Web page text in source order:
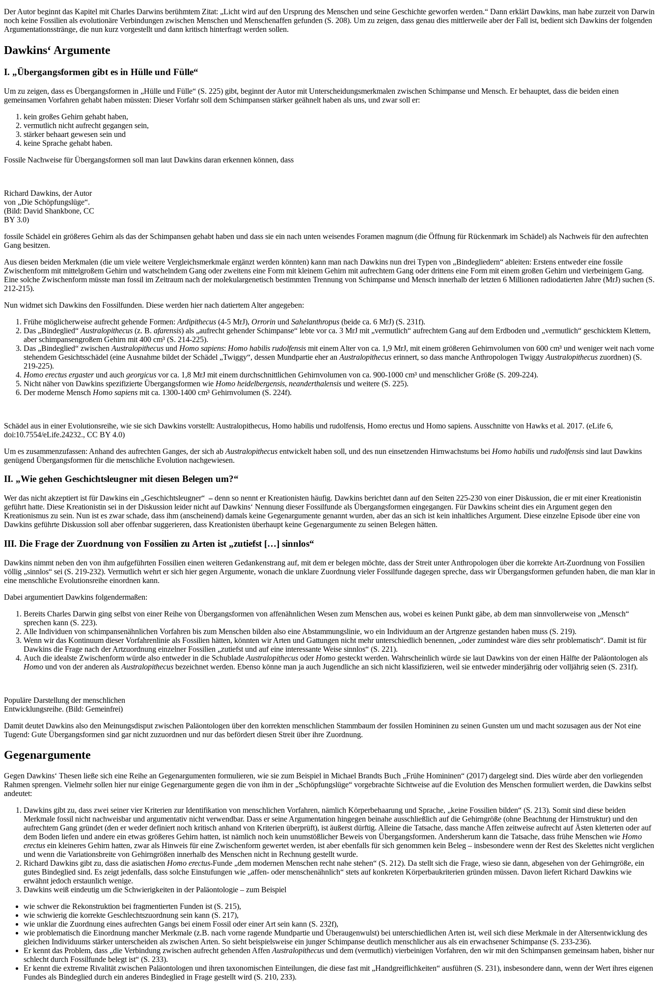
Der Autor beginnt das Kapitel mit Charles Darwins berühmtem Zitat: „Licht wird auf den Ursprung des Menschen und seine Geschichte geworfen werden.“ Dann erklärt Dawkins, man habe zurzeit von Darwin
noch keine Fossilien als evolutionäre Verbindungen zwischen Menschen und Menschenaffen gefunden (S. 208). Um zu zeigen, dass genau dies mittlerweile aber der Fall ist, bedient sich Dawkins der folgenden
Argumentationsstränge, die nun kurz vorgestellt und dann kritisch hinterfragt werden sollen.
Dawkins‘ Argumente
I. „Übergangsformen gibt es in Hülle und Fülle“
Um zu zeigen, dass es Übergangsformen in „Hülle und Fülle“ (S. 225) gibt, beginnt der Autor mit Unterscheidungsmerkmalen zwischen Schimpanse und Mensch. Er behauptet, dass die beiden einen
gemeinsamen Vorfahren gehabt haben müssten: Dieser Vorfahr soll dem Schimpansen stärker geähnelt haben als uns, und zwar soll er:
kein großes Gehirn gehabt haben,
vermutlich nicht aufrecht gegangen sein,
stärker behaart gewesen sein und
keine Sprache gehabt haben.
Fossile Nachweise für Übergangsformen soll man laut Dawkins daran erkennen können, dass
Richard Dawkins, der Autor
von „Die Schöpfungslüge“.
(Bild: David Shankbone, CC
BY 3.0)
fossile Schädel ein größeres Gehirn als das der Schimpansen gehabt haben und dass sie ein nach unten weisendes Foramen magnum (die Öffnung für Rückenmark im Schädel) als Nachweis für den aufrechten
Gang besitzen.
Aus diesen beiden Merkmalen (die um viele weitere Vergleichsmerkmale ergänzt werden könnten) kann man nach Dawkins nun drei Typen von „Bindegliedern“ ableiten: Erstens entweder eine fossile
Zwischenform mit mittelgroßem Gehirn und watschelndem Gang oder zweitens eine Form mit kleinem Gehirn mit aufrechtem Gang oder drittens eine Form mit einem großen Gehirn und vierbeinigem Gang.
Eine solche Zwischenform müsste man fossil im Zeitraum nach der molekulargenetisch bestimmten Trennung von Schimpanse und Mensch innerhalb der letzten 6 Millionen radiodatierten Jahre (MrJ) suchen (S.
212-215).
Nun widmet sich Dawkins den Fossilfunden. Diese werden hier nach datiertem Alter angegeben:
Frühe möglicherweise aufrecht gehende Formen: Ardipithecus (4-5 MrJ), Orrorin und Sahelanthropus (beide ca. 6 MrJ) (S. 231f).
Das „Bindeglied“ Australopithecus (z. B. afarensis) als „aufrecht gehender Schimpanse“ lebte vor ca. 3 MrJ mit „vermutlich“ aufrechtem Gang auf dem Erdboden und „vermutlich“ geschicktem Klettern,
aber schimpansengroßem Gehirn mit 400 cm³ (S. 214-225).
Das „Bindeglied“ zwischen Australopithecus und Homo sapiens: Homo habilis rudolfensis mit einem Alter von ca. 1,9 MrJ, mit einem größeren Gehirnvolumen von 600 cm³ und weniger weit nach vorne
stehendem Gesichtsschädel (eine Ausnahme bildet der Schädel „Twiggy“, dessen Mundpartie eher an Australopithecus erinnert, so dass manche Anthropologen Twiggy Australopithecus zuordnen) (S.
219-225).
Homo erectus ergasterund auch georgicus vor ca. 1,8 MrJ mit einem durchschnittlichen Gehirnvolumen von ca. 900-1000 cm³ und menschlicher Größe (S. 209-224).
Nicht näher von Dawkins spezifizierte Übergangsformen wie Homo heidelbergensis, neanderthalensis und weitere (S. 225).
Der moderne Mensch Homo sapiens mit ca. 1300-1400 cm³ Gehirnvolumen (S. 224f).
Schädel aus in einer Evolutionsreihe, wie sie sich Dawkins vorstellt: Australopithecus, Homo habilis und rudolfensis, Homo erectus und Homo sapiens. Ausschnitte von Hawks et al. 2017. (eLife 6,
doi:10.7554/eLife.24232., CC BY 4.0)
Um es zusammenzufassen: Anhand des aufrechten Ganges, der sich ab Australopithecus entwickelt haben soll, und des nun einsetzenden Hirnwachstums bei Homo habilis und rudolfensis sind laut Dawkins
genügend Übergangsformen für die menschliche Evolution nachgewiesen.
II. „Wie gehen Geschichtsleugner mit diesen Belegen um?“
Wer das nicht akzeptiert ist für Dawkins ein „Geschichtsleugner“–denn so nennt er Kreationisten häufig. Dawkins berichtet dann auf den Seiten 225-230 von einer Diskussion, die er mit einer Kreationistin
geführt hatte. Diese Kreationistin sei in der Diskussion leider nicht auf Dawkins‘ Nennung dieser Fossilfunde als Übergangsformen eingegangen. Für Dawkins scheint dies ein Argument gegen den
Kreationismus zu sein. Nun ist es zwar schade, dass ihm (anscheinend) damals keine Gegenargumente genannt wurden, aber das an sich ist kein inhaltliches Argument. Diese einzelne Episode über eine von
Dawkins geführte Diskussion soll aber offenbar suggerieren, dass Kreationisten überhaupt keine Gegenargumente zu seinen Belegen hätten.
III. Die Frage der Zuordnung von Fossilien zu Arten ist „zutiefst […] sinnlos“
Dawkins nimmt neben den von ihm aufgeführten Fossilien einen weiteren Gedankenstrang auf, mit dem er belegen möchte, dass der Streit unter Anthropologen über die korrekte Art-Zuordnung von Fossilien
völlig „sinnlos“ sei (S. 219-232). Vermutlich wehrt er sich hier gegen Argumente, wonach die unklare Zuordnung vieler Fossilfunde dagegen spreche, dass wir Übergangsformen gefunden haben, die man klar in
eine menschliche Evolutionsreihe einordnen kann.
Dabei argumentiert Dawkins folgendermaßen:
Bereits Charles Darwin ging selbst von einer Reihe von Übergangsformen von affenähnlichen Wesen zum Menschen aus, wobei es keinen Punkt gäbe, ab dem man sinnvollerweise von „Mensch“
sprechen kann (S. 223).
Alle Individuen von schimpansenähnlichen Vorfahren bis zum Menschen bilden also eine Abstammungslinie, wo ein Individuum an der Artgrenze gestanden haben muss (S. 219).
Wenn wir das Kontinuum dieser Vorfahrenlinie als Fossilien hätten, könnten wir Arten und Gattungen nicht mehr unterschiedlich benennen, „oder zumindest wäre dies sehr problematisch“. Damit ist für
Dawkins die Frage nach der Artzuordnung einzelner Fossilien „zutiefst und auf eine interessante Weise sinnlos“ (S. 221).
Auch die idealste Zwischenform würde also entweder in die Schublade Australopithecus oder Homo gesteckt werden. Wahrscheinlich würde sie laut Dawkins von der einen Hälfte der Paläontologen als
Homo und von der anderen als Australopithecus bezeichnet werden. Ebenso könne man ja auch Jugendliche an sich nicht klassifizieren, weil sie entweder minderjährig oder volljährig seien (S. 231f).
Populäre Darstellung der menschlichen
Entwicklungsreihe. (Bild: Gemeinfrei)
Damit deutet Dawkins also den Meinungsdisput zwischen Paläontologen über den korrekten menschlichen Stammbaum der fossilen Homininen zu seinen Gunsten um und macht sozusagen aus der Not eine
Tugend: Gute Übergangsformen sind gar nicht zuzuordnen und nur das befördert diesen Streit über ihre Zuordnung.
Gegenargumente
Gegen Dawkins‘ Thesen ließe sich eine Reihe an Gegenargumenten formulieren, wie sie zum Beispiel in Michael Brandts Buch „Frühe Homininen“ (2017) dargelegt sind. Dies würde aber den vorliegenden
Rahmen sprengen. Vielmehr sollen hier nur einige Gegenargumente gegen die von ihm in der „Schöpfungslüge“ vorgebrachte Sichtweise auf die Evolution des Menschen formuliert werden, die Dawkins selbst
andeutet:
Dawkins gibt zu, dass zwei seiner vier Kriterien zur Identifikation von menschlichen Vorfahren, nämlich Körperbehaarung und Sprache, „keine Fossilien bilden“ (S. 213). Somit sind diese beiden
Merkmale fossil nicht nachweisbar und argumentativ nicht verwendbar. Dass er seine Argumentation hingegen beinahe ausschließlich auf die Gehirngröße (ohne Beachtung der Hirnstruktur) und den
aufrechtem Gang gründet (den er weder definiert noch kritisch anhand von Kriterien überprüft), ist äußerst dürftig. Alleine die Tatsache, dass manche Affen zeitweise aufrecht auf Ästen kletterten oder auf
dem Boden liefen und andere ein etwas größeres Gehirn hatten, ist nämlich noch kein unumstößlicher Beweis von Übergangsformen. Andersherum kann die Tatsache, dass frühe Menschen wie Homo
erectus ein kleineres Gehirn hatten, zwar als Hinweis für eine Zwischenform gewertet werden, ist aber ebenfalls für sich genommen kein Beleg – insbesondere wenn der Rest des Skelettes nicht verglichen
und wenn die Variationsbreite von Gehirngrößen innerhalb des Menschen nicht in Rechnung gestellt wurde.
Richard Dawkins gibt zu, dass die asiatischen Homo erectus-Funde „dem modernen Menschen recht nahe stehen“ (S. 212). Da stellt sich die Frage, wieso sie dann, abgesehen von der Gehirngröße, ein
gutes Bindeglied sind. Es zeigt jedenfalls, dass solche Einstufungen wie „affen- oder menschenähnlich“ stets auf konkreten Körperbaukriterien gründen müssen. Davon liefert Richard Dawkins wie
erwähnt jedoch erstaunlich wenige.
Dawkins weiß eindeutig um die Schwierigkeiten in der Paläontologie – zum Beispiel
wie schwer die Rekonstruktion bei fragmentierten Funden ist (S. 215),
wie schwierig die korrekte Geschlechtszuordnung sein kann (S. 217),
wie unklar die Zuordnung eines aufrechten Gangs bei einem Fossil oder einer Art sein kann (S. 232f),
wie problematisch die Einordnung mancher Merkmale (z.B. nach vorne ragende Mundpartie und Überaugenwulst) bei unterschiedlichen Arten ist, weil sich diese Merkmale in der Altersentwicklung des
gleichen Individuums stärker unterscheiden als zwischen Arten. So sieht beispielsweise ein junger Schimpanse deutlich menschlicher aus als ein erwachsener Schimpanse (S. 233-236).
Er kennt das Problem, dass „die Verbindung zwischen aufrecht gehenden Affen Australopithecus und dem (vermutlich) vierbeinigen Vorfahren, den wir mit den Schimpansen gemeinsam haben, bisher nur
schlecht durch Fossilfunde belegt ist“ (S. 233).
Er kennt die extreme Rivalität zwischen Paläontologen und ihren taxonomischen Einteilungen, die diese fast mit „Handgreiflichkeiten“ ausführen (S. 231), insbesondere dann, wenn der Wert ihres eigenen
Fundes als Bindeglied durch ein anderes Bindeglied in Frage gestellt wird (S. 210, 233).